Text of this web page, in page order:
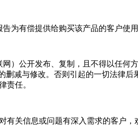
为有偿提供给购买该产品的客户使
）公开发布、复制，且不得以任何
减与修改。否则引起的一切法律
责任。
关信息或问题有深入需求的客户，